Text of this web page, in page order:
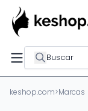
Buscar
keshop.com>Marcas